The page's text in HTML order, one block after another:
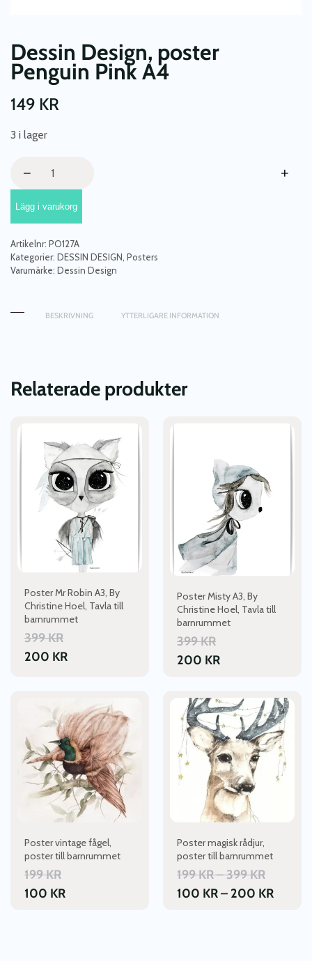
Dessin Design, poster
Penguin Pink A4
149 KR
3 i lager
Design,
poster
Penguin
Pink
A4
mängd
− +
Lägg i varukorg
Artikelnr: PO127A
Kategorier: DESSIN DESIGN Posters
Varumärke: Dessin Design
BESKRIVNING YTTERLIGARE INFORMATION
Relaterade produkter
Poster Mr Robin A3, By
Christine Hoel, Tavla till
barnrummet
399KR
200 KR
Poster Misty A3, By
Christine Hoel, Tavla till
barnrummet
399KR
200 KR
Poster vintage fågel,
poster till barnrummet
199KR
100 KR
produkten
flera
varianter.
alternativen
produktsidan
Poster magisk rådjur,
poster till barnrummet
199KR–399KR
199 KR
100 KR– 200 KR
produkten
flera
varianter.
alternativen
produktsidan